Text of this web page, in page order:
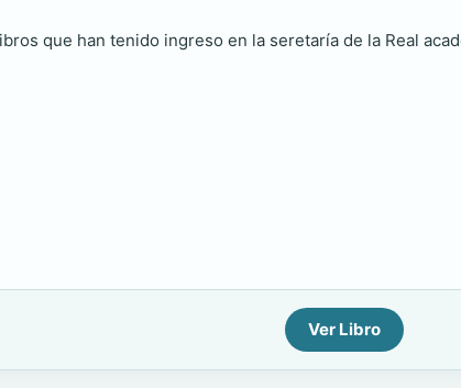
que han tenido ingreso en la seretaría de la Real
Ver Libro